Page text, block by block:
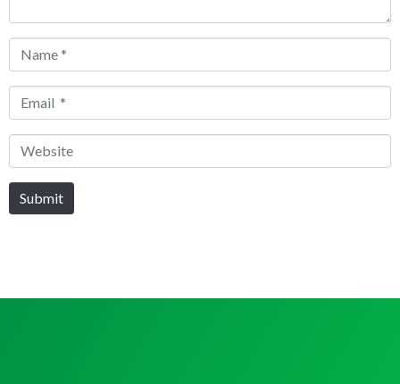
Name
Email
Website
Submit